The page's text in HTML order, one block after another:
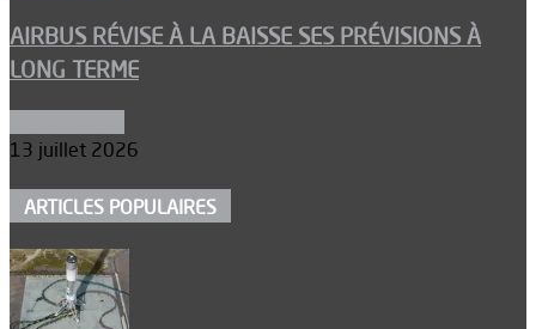
AIRBUS RÉVISE À LA BAISSE SES PRÉVISIONS À
LONG TERME
13 juillet 2026
ARTICLES POPULAIRES